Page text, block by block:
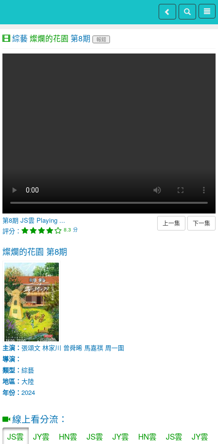
綜藝 燦爛的花園 第8期 報錯
第8期 JS雲 Playing ...
評分：
8.3 分
上一集 下一集
燦爛的花園 第8期
主演： 張頌文 林家川 曾舜晞 馬嘉祺 周一圍
導演：
類型： 綜藝
地區： 大陸
年份： 2024
線上看分流：
JS雲 JY雲 HN雲 JS雲 JY雲 HN雲 JS雲
JY雲